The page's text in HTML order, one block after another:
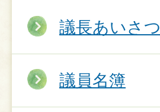
議長あいさつ
議員名簿